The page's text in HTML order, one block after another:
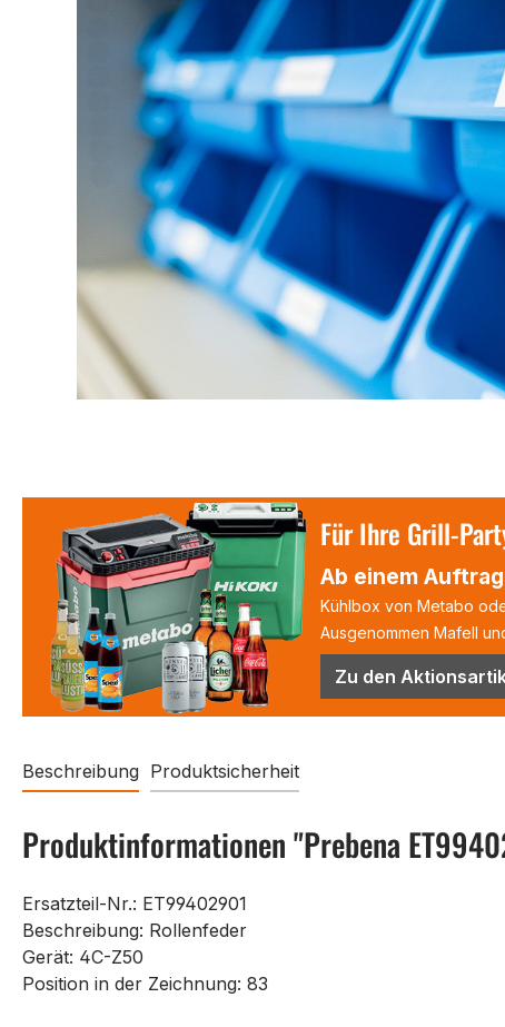
Für Ihre Grill-
Ab einem
Kühlbox von Metabo
Ausgenommen Mafell
Zu den
Beschreibung Produktsicherheit
Produktinformationen "Prebena
Ersatzteil-Nr.: ET99402901
Beschreibung: Rollenfeder
Gerät: 4C-Z50
Position in der Zeichnung: 83